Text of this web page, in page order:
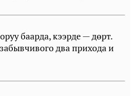
баарда, кээрде — дөрт.
два прихода и